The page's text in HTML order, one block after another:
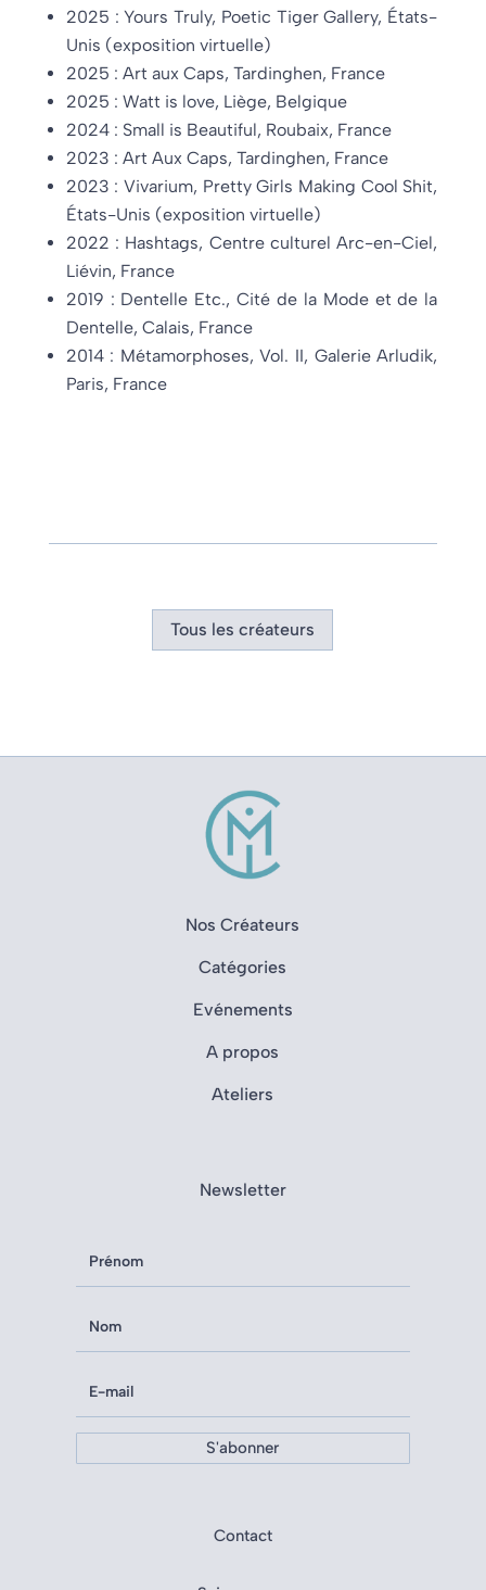
2025 : Yours Truly, Poetic Tiger Gallery, États-
Unis (exposition virtuelle)
2025 : Art aux Caps, Tardinghen, France
2025 : Watt is love, Liège, Belgique
2024 : Small is Beautiful, Roubaix, France
2023 : Art Aux Caps, Tardinghen, France
2023 : Vivarium, Pretty Girls Making Cool Shit,
États-Unis (exposition virtuelle)
2022 : Hashtags, Centre culturel Arc-en-Ciel,
Liévin, France
2019 : Dentelle Etc., Cité de la Mode et de la
Dentelle, Calais, France
2014 : Métamorphoses, Vol. II, Galerie Arludik,
Paris, France
Tous les créateurs
Nos Créateurs
Catégories
Evénements
A propos
Ateliers
Newsletter
S'abonner
Contact